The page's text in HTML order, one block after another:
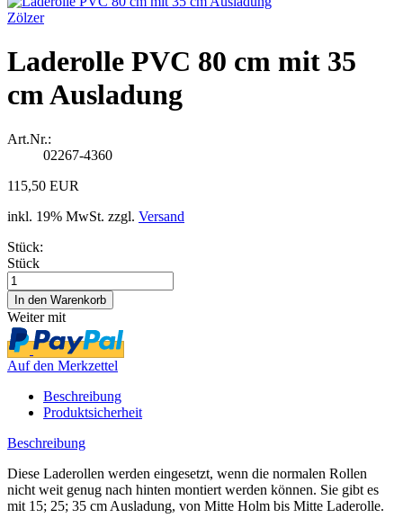
Zölzer
Laderolle PVC 80 cm mit 35
cm Ausladung
Art.Nr.:
02267-4360
115,50 EUR
inkl. 19% MwSt. zzgl. Versand
Stück:
Stück
Weiter mit
Auf den Merkzettel
Beschreibung
Produktsicherheit
Beschreibung
Diese Laderollen werden eingesetzt, wenn die normalen Rollen
nicht weit genug nach hinten montiert werden können. Sie gibt es
mit 15; 25; 35 cm Ausladung, von Mitte Holm bis Mitte Laderolle.